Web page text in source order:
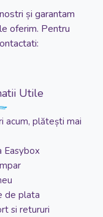
și garantam
oferim. Pentru
Utile
acum, plătești mai
Easybox
de plata
si retururi